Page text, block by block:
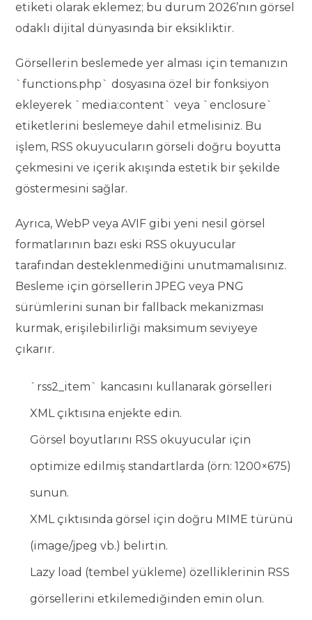
etiketi olarak eklemez; bu durum 2026’nın görsel
odaklı dijital dünyasında bir eksikliktir.
Görsellerin beslemede yer alması için temanızın
`functions.php` dosyasına özel bir fonksiyon
ekleyerek `media:content` veya `enclosure`
etiketlerini beslemeye dahil etmelisiniz. Bu
işlem, RSS okuyucuların görseli doğru boyutta
çekmesini ve içerik akışında estetik bir şekilde
göstermesini sağlar.
Ayrıca, WebP veya AVIF gibi yeni nesil görsel
formatlarının bazı eski RSS okuyucular
tarafından desteklenmediğini unutmamalısınız.
Besleme için görsellerin JPEG veya PNG
sürümlerini sunan bir fallback mekanizması
kurmak, erişilebilirliği maksimum seviyeye
çıkarır.
`rss2_item` kancasını kullanarak görselleri
XML çıktısına enjekte edin.
Görsel boyutlarını RSS okuyucular için
optimize edilmiş standartlarda (örn: 1200×675)
sunun.
XML çıktısında görsel için doğru MIME türünü
(image/jpeg vb.) belirtin.
Lazy load (tembel yükleme) özelliklerinin RSS
görsellerini etkilemediğinden emin olun.